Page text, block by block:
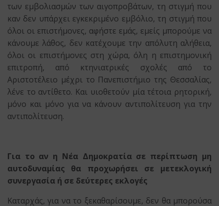
των εμβολιασμών των αιγοπροβάτων, τη στιγμή που
καν δεν υπάρχει εγκεκριμένο εμβόλιο, τη στιγμή που
όλοι οι επιστήμονες, αφήστε εμάς, εμείς μπορούμε να
κάνουμε λάθος, δεν κατέχουμε την απόλυτη αλήθεια,
όλοι οι επιστήμονες στη χώρα, όλη η επιστημονική
επιτροπή, από κτηνιατρικές σχολές από το
Αριστοτέλειο μέχρι το Πανεπιστήμιο της Θεσσαλίας,
λένε το αντίθετο. Και υιοθετούν μία τέτοια ρητορική,
μόνο και μόνο για να κάνουν αντιπολίτευση για την
αντιπολίτευση.
Για το αν η Νέα Δημοκρατία σε περίπτωση μη
αυτοδυναμίας θα προχωρήσει σε μετεκλογική
συνεργασία ή σε δεύτερες εκλογές
Καταρχάς, για να το ξεκαθαρίσουμε, δεν θα μπορούσα